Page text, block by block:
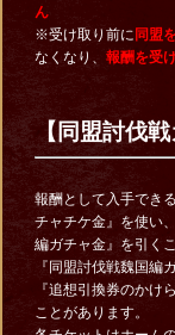
ん
※受け取り前に 同盟
なくなり、 報酬を受
【同盟討伐戦
報酬として入手でき
チャチケ金』を使い
編ガチャ金』を引く
『同盟討伐戦魏国編
『追想引換券のかけ
ことがあります。